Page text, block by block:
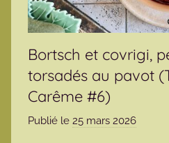
Bortsch et covrigi,
torsadés au pavot
Carême #6)
Publié le 25 mars 2026